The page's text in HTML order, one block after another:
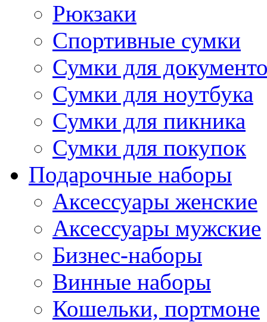
Рюкзаки
Спортивные сумки
Сумки для
Сумки для ноутбука
Сумки для пикника
Сумки для покупок
Подарочные наборы
Аксессуары женские
Аксессуары мужские
Бизнес-наборы
Винные наборы
Кошельки, портмоне